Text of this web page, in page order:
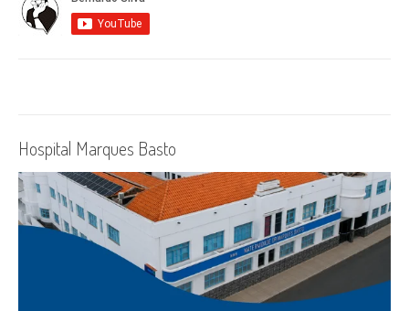
Hospital Marques Basto